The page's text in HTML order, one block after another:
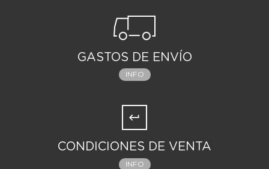
GASTOS DE ENVÍO
INFO
CONDICIONES DE VENTA
INFO